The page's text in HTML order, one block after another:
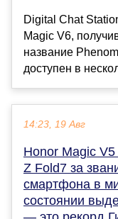
Digital Chat
Magic V6,
название
доступен в
14:23, 19 Авг
Honor Magic
Z Fold7 за
смартфона в
состоянии